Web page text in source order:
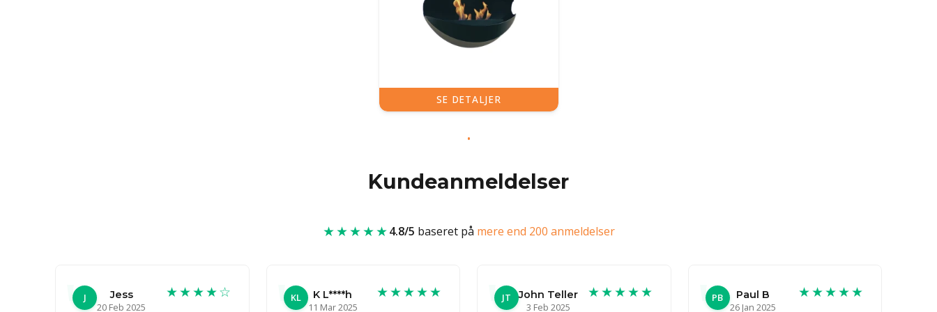
SE DETALJER
Kundeanmeldelser
★★★★★4.8/5 baseret på mere end 200 anmeldelser
J
Jess
20 Feb 2025
★★★★☆ KL
K L****h
11 Mar 2025
★★★★★ JT
John Teller
3 Feb 2025
★★★★★ PB
Paul B
26 Jan 2025
★★★★★